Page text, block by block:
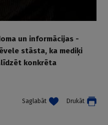
un informācijas -
stāsta, ka mediķi
konkrēta
Saglabāt Drukāt